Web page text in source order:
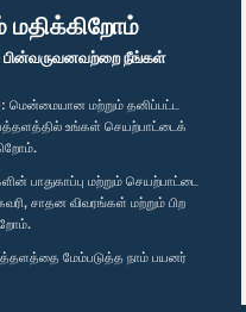
பின்வருவனவற்றை நீங்கள்
மென்மையான மற்றும் தனிப்பட்ட
உங்கள் செயற்பாட்டைக்
பாதுகாப்பு மற்றும் செயற்பாட்டை
சாதன விவரங்கள் மற்றும் பிற
மேம்படுத்த நாம் பயனர்